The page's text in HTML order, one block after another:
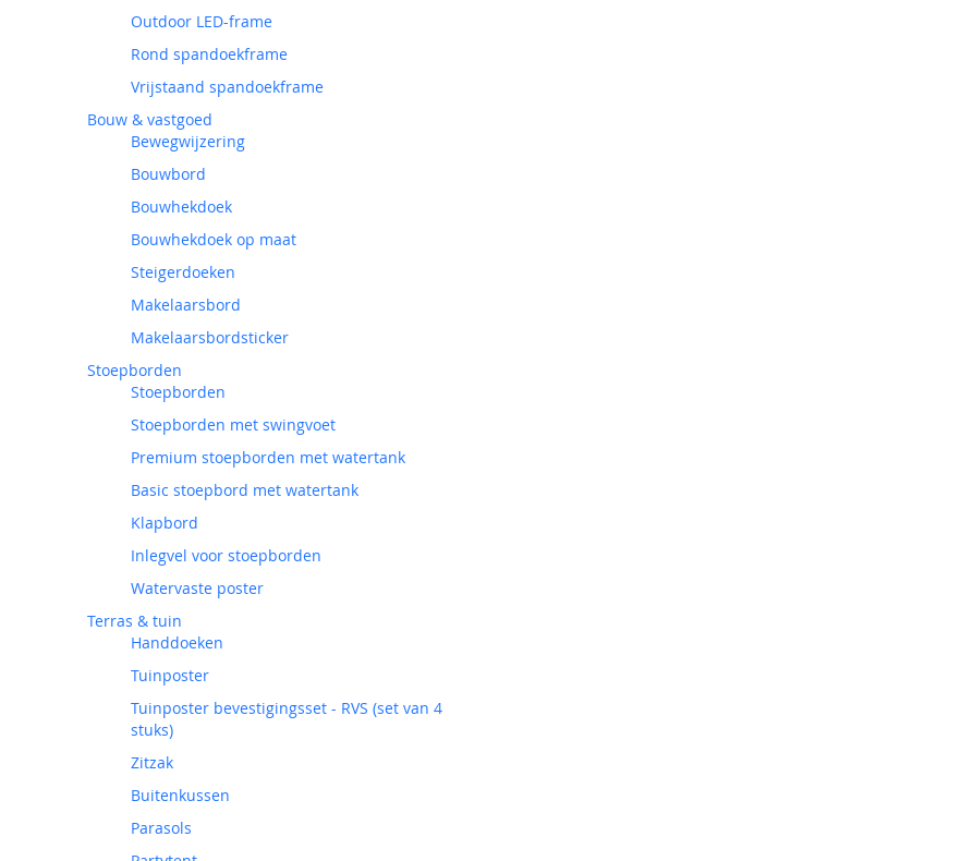
Outdoor LED-frame
Rond spandoekframe
Vrijstaand spandoekframe
Bouw & vastgoed
Bewegwijzering
Bouwbord
Bouwhekdoek
Bouwhekdoek op maat
Steigerdoeken
Makelaarsbord
Makelaarsbordsticker
Stoepborden
Stoepborden
Stoepborden met swingvoet
Premium stoepborden met watertank
Basic stoepbord met watertank
Klapbord
Inlegvel voor stoepborden
Watervaste poster
Terras & tuin
Handdoeken
Tuinposter
Tuinposter bevestigingsset - RVS (set van 4
stuks)
Zitzak
Buitenkussen
Parasols